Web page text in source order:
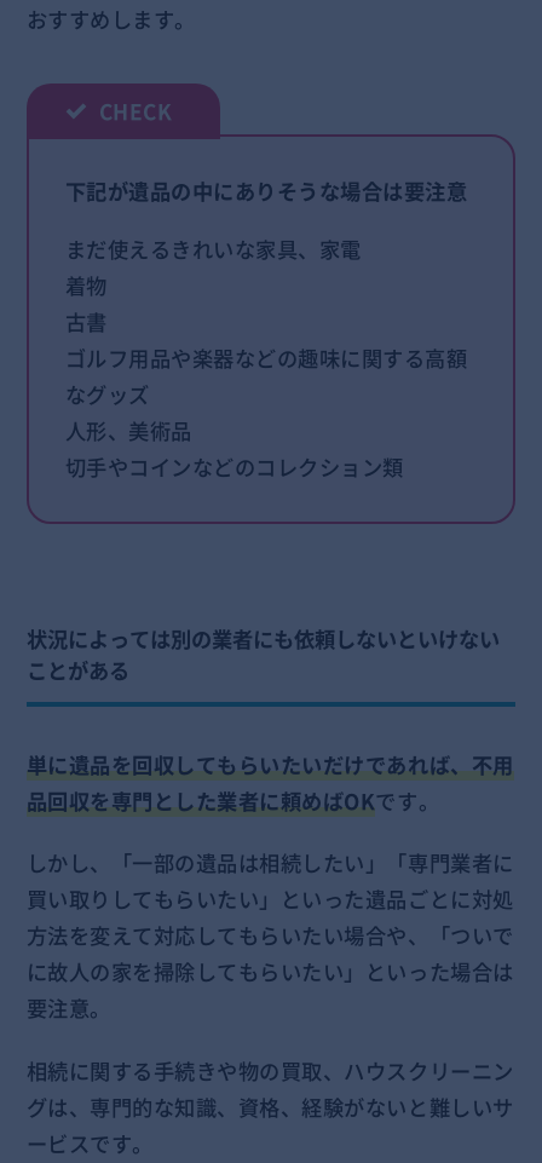
おすすめします。
下記が遺品の中にありそうな場合は要注意
まだ使えるきれいな家具、家電
着物
古書
ゴルフ用品や楽器などの趣味に関する高額
なグッズ
人形、美術品
切手やコインなどのコレクション類
状況によっては別の業者にも依頼しないといけない
ことがある
単に遺品を回収してもらいたいだけであれば、不用
品回収を専門とした業者に頼めばOKです。
しかし、「一部の遺品は相続したい」「専門業者に
買い取りしてもらいたい」といった遺品ごとに対処
方法を変えて対応してもらいたい場合や、「ついで
に故人の家を掃除してもらいたい」といった場合は
要注意。
相続に関する手続きや物の買取、ハウスクリーニン
グは、専門的な知識、資格、経験がないと難しいサ
ービスです。